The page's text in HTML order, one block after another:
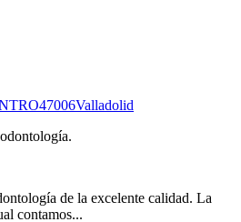
47006Valladolid
de la excelente calidad. La
contamos...